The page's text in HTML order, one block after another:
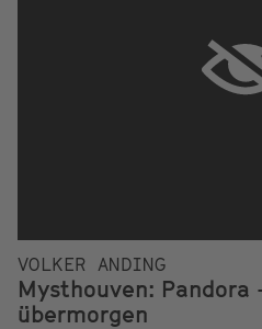
VOLKER ANDING
Mysthouven: Pandora
übermorgen